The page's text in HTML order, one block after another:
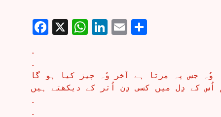
Facebook
X WhatsApp
LinkedIn
EmailShare
.
.
وُہ جس پہ مرتا ہے آخر وُہ چیز کیا ہو گا
اُس کے دِل میں کسی دِن اُتر کے دیکھتے ہیں
.
.